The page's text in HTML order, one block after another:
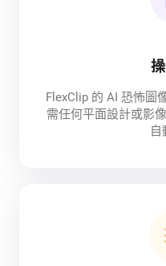
FlexClip 的 AI 恐怖圖
需任何平面設計或影
自